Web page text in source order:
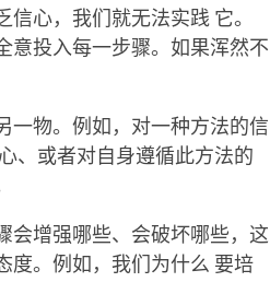
心，我们就无法实践 它。
意投入每一步骤。如果浑然不
一物。例如，对一种方法的信
、或者对自身遵循此方法的
会增强哪些、会破坏哪些，这
度。例如，我们为什么 要培